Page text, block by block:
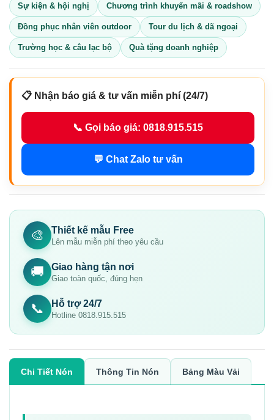
Sự kiện & hội nghị Chương trình khuyến mãi & roadshow
Đồng phục nhân viên outdoor Tour du lịch & dã ngoại
Trường học & câu lạc bộ Quà tặng doanh nghiệp
📋 Nhận báo giá & tư vấn miễn phí (24/7)
📞 Gọi báo giá: 0818.915.515
💬 Chat Zalo tư vấn
🎨 Thiết kế mẫu Free
Lên mẫu miễn phí theo yêu cầu
🚚 Giao hàng tận nơi
Giao toàn quốc, đúng hẹn
📞 Hỗ trợ 24/7
Hotline 0818.915.515
Chi Tiết Nón Thông Tin Nón Bảng Màu Vải